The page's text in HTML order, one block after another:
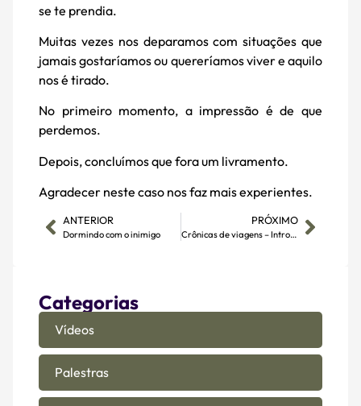
se te prendia.
Muitas vezes nos deparamos com situações que
jamais gostaríamos ou quereríamos viver e aquilo
nos é tirado.
No primeiro momento, a impressão é de que
perdemos.
Depois, concluímos que fora um livramento.
Agradecer neste caso nos faz mais experientes.
ANTERIOR
Dormindo com o inimigo
PRÓXIMO
Crônicas de viagens – Introdução
Categorias
Vídeos
Palestras